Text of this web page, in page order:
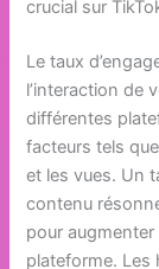
crucial sur
Le taux
l’interaction de
différentes
facteurs tels
et les vues. Un
contenu
pour
plateforme. Les